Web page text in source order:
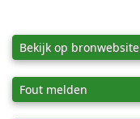
Bekijk op bronwebsite
Fout melden